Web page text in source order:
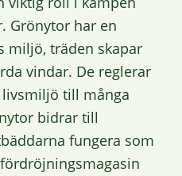
Grönytor har en
miljö, träden skapar
vindar. De reglerar
till många
bidrar till
fungera som